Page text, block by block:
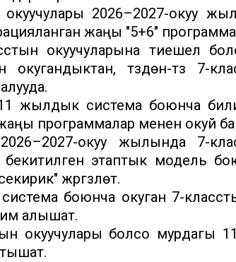
2026–2027-окуу
жаңы "5+6"
окуучуларына тиешелүү
түздөн-түз 7-
жылдык система боюнча
жаңы программалар менен окуй
окуу жылында 7-
бекитилген этаптык модель
жүргүзүлөт.
боюнча окуган 7-
алышат.
окуучулары болсо мурдагы